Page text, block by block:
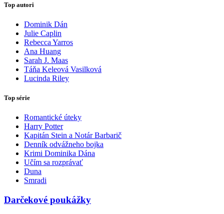
Top autori
Dominik Dán
Julie Caplin
Rebecca Yarros
Ana Huang
Sarah J. Maas
Táňa Keleová Vasilková
Lucinda Riley
Top série
Romantické úteky
Harry Potter
Kapitán Stein a Notár Barbarič
Denník odvážneho bojka
Krimi Dominika Dána
Učím sa rozprávať
Duna
Smradi
Darčekové poukážky